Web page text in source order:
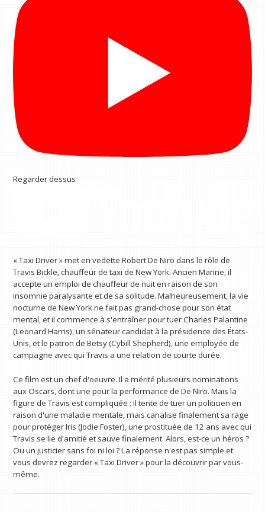
Regarder dessus
« Taxi Driver » met en vedette Robert De Niro dans le rôle de
Travis Bickle, chauffeur de taxi de New York. Ancien Marine, il
accepte un emploi de chauffeur de nuit en raison de son
insomnie paralysante et de sa solitude. Malheureusement, la vie
nocturne de New York ne fait pas grand-chose pour son état
mental, et il commence à s'entraîner pour tuer Charles Palantine
(Leonard Harris), un sénateur candidat à la présidence des États-
Unis, et le patron de Betsy (Cybill Shepherd), une employée de
campagne avec qui Travis a une relation de courte durée.
Ce film est un chef d'oeuvre. Il a mérité plusieurs nominations
aux Oscars, dont une pour la performance de De Niro. Mais la
figure de Travis est compliquée ; il tente de tuer un politicien en
raison d'une maladie mentale, mais canalise finalement sa rage
pour protéger Iris (Jodie Foster), une prostituée de 12 ans avec qui
Travis se lie d'amitié et sauve finalement. Alors, est-ce un héros ?
Ou un justicier sans foi ni loi ? La réponse n'est pas simple et
vous devrez regarder « Taxi Driver » pour la découvrir par vous-
même.